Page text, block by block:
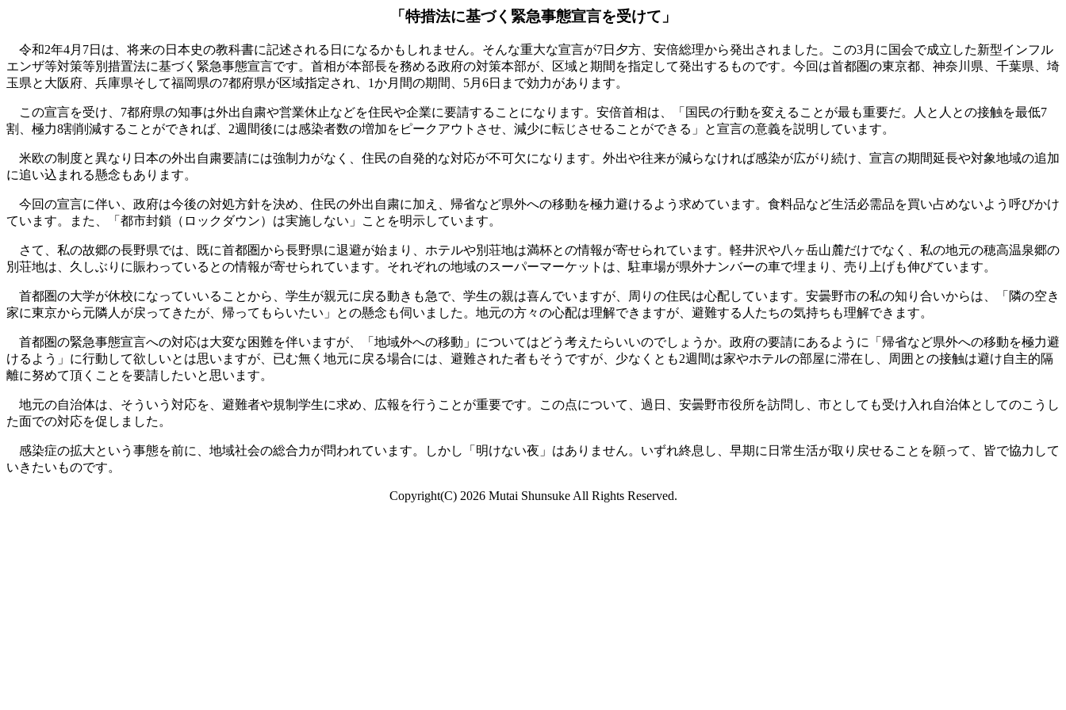
「特措法に基づく緊急事態宣言を受けて」
令和2年4月7日は、将来の日本史の教科書に記述される日になるかもしれません。そんな重大な宣言が7日夕方、安倍総理から発出されました。この3月に国会で成立した新型インフル
エンザ等対策等別措置法に基づく緊急事態宣言です。首相が本部長を務める政府の対策本部が、区域と期間を指定して発出するものです。今回は首都圏の東京都、神奈川県、千葉県、埼
玉県と大阪府、兵庫県そして福岡県の7都府県が区域指定され、1か月間の期間、5月6日まで効力があります。
この宣言を受け、7都府県の知事は外出自粛や営業休止などを住民や企業に要請することになります。安倍首相は、「国民の行動を変えることが最も重要だ。人と人との接触を最低7
割、極力8割削減することができれば、2週間後には感染者数の増加をピークアウトさせ、減少に転じさせることができる」と宣言の意義を説明しています。
米欧の制度と異なり日本の外出自粛要請には強制力がなく、住民の自発的な対応が不可欠になります。外出や往来が減らなければ感染が広がり続け、宣言の期間延長や対象地域の追加
に追い込まれる懸念もあります。
今回の宣言に伴い、政府は今後の対処方針を決め、住民の外出自粛に加え、帰省など県外への移動を極力避けるよう求めています。食料品など生活必需品を買い占めないよう呼びかけ
ています。また、「都市封鎖（ロックダウン）は実施しない」ことを明示しています。
さて、私の故郷の長野県では、既に首都圏から長野県に退避が始まり、ホテルや別荘地は満杯との情報が寄せられています。軽井沢や八ヶ岳山麓だけでなく、私の地元の穂高温泉郷の
別荘地は、久しぶりに賑わっているとの情報が寄せられています。それぞれの地域のスーパーマーケットは、駐車場が県外ナンバーの車で埋まり、売り上げも伸びています。
首都圏の大学が休校になっていいることから、学生が親元に戻る動きも急で、学生の親は喜んでいますが、周りの住民は心配しています。安曇野市の私の知り合いからは、「隣の空き
家に東京から元隣人が戻ってきたが、帰ってもらいたい」との懸念も伺いました。地元の方々の心配は理解できますが、避難する人たちの気持ちも理解できます。
首都圏の緊急事態宣言への対応は大変な困難を伴いますが、「地域外への移動」についてはどう考えたらいいのでしょうか。政府の要請にあるように「帰省など県外への移動を極力避
けるよう」に行動して欲しいとは思いますが、已む無く地元に戻る場合には、避難された者もそうですが、少なくとも2週間は家やホテルの部屋に滞在し、周囲との接触は避け自主的隔
離に努めて頂くことを要請したいと思います。
地元の自治体は、そういう対応を、避難者や規制学生に求め、広報を行うことが重要です。この点について、過日、安曇野市役所を訪問し、市としても受け入れ自治体としてのこうし
た面での対応を促しました。
感染症の拡大という事態を前に、地域社会の総合力が問われています。しかし「明けない夜」はありません。いずれ終息し、早期に日常生活が取り戻せることを願って、皆で協力して
いきたいものです。
Copyright(C) 2026 Mutai Shunsuke All Rights Reserved.